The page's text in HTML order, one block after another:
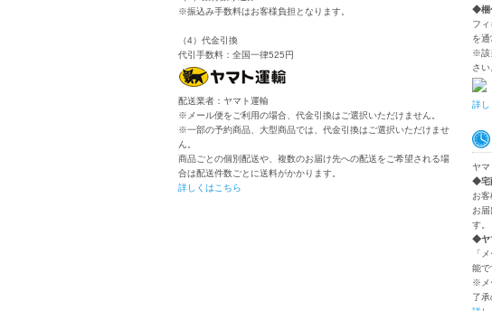
※振込み手数料はお客様負担となります。
（4）代金引換
代引手数料：全国一律525円
配送業者：ヤマト運輸
※メール便をご利用の場合、代金引換はご選択いただけません。
※一部の予約商品、大型商品では、代金引換はご選択いただけませ
ん。
商品ごとの個別配送や、複数のお届け先への配送をご希望される場
合は配送件数ごとに送料がかかります。
詳しくはこちら
◆梱
フ
を
※該
さい
詳し
ヤマ
◆宅
お
お
す。
◆ヤ
「
能で
※メ
了承